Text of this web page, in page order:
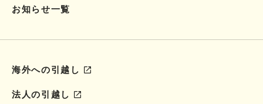
お知らせ一覧
海外への引越し
法人の引越し